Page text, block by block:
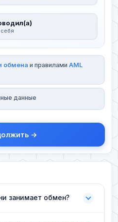
обмена и правилами AML
данные
→
занимает обмен?